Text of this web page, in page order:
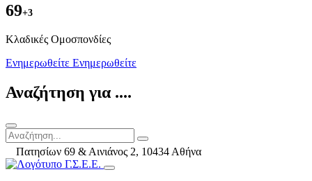
69+3
Kλαδικές Ομοσπονδίες
Ενημερωθείτε Ενημερωθείτε
Αναζήτηση για ....
Πατησίων 69 & Αινιάνος 2, 10434 Αθήνα